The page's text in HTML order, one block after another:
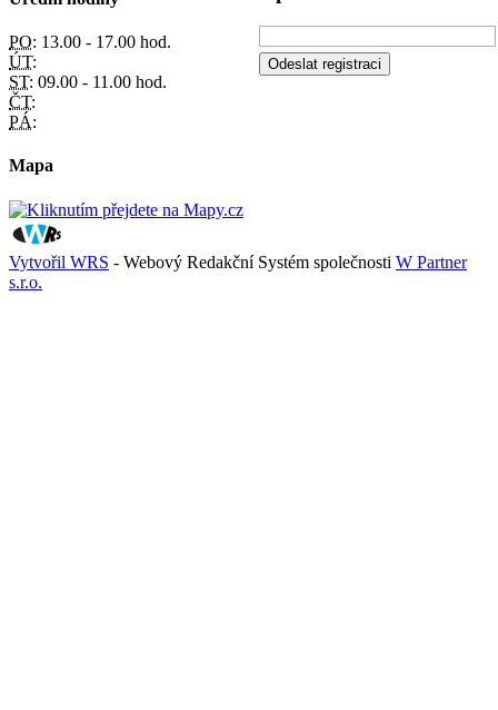
PO: 13.00 - 17.00 hod.
ÚT:
ST: 09.00 - 11.00 hod.
ČT:
PÁ:
Mapa
Vytvořil WRS - Webový Redakční Systém společnosti W Partner
s.r.o.